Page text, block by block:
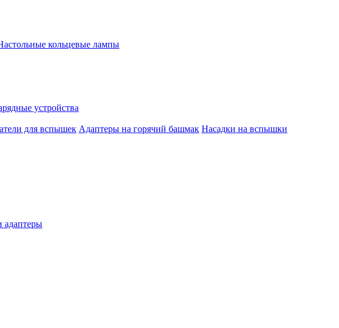
кольцевые лампы
устройства
для вспышек Адаптеры на горячий башмак Насадки на вспышки
адаптеры